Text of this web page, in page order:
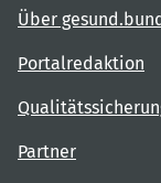
Über
Portalredaktion
Partner